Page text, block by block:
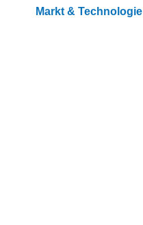
Markt & Technologie